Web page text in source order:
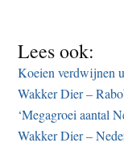
Lees ook:
Koeien verdwijnen
Wakker Dier –
‘Megagroei aantal
Wakker Dier –